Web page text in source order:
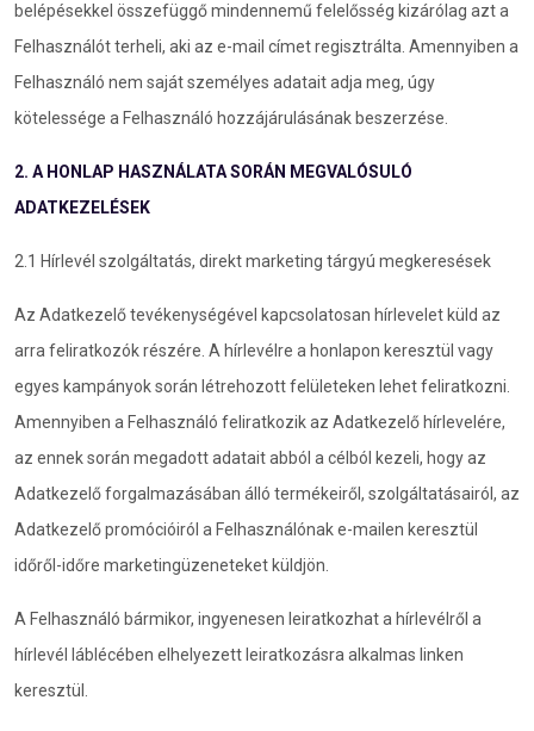
belépésekkel összefüggő mindennemű felelősség kizárólag azt a
Felhasználót terheli, aki az e-mail címet regisztrálta. Amennyiben a
Felhasználó nem saját személyes adatait adja meg, úgy
kötelessége a Felhasználó hozzájárulásának beszerzése.
2. A HONLAP HASZNÁLATA SORÁN MEGVALÓSULÓ
ADATKEZELÉSEK
2.1 Hírlevél szolgáltatás, direkt marketing tárgyú megkeresések
Az Adatkezelő tevékenységével kapcsolatosan hírlevelet küld az
arra feliratkozók részére. A hírlevélre a honlapon keresztül vagy
egyes kampányok során létrehozott felületeken lehet feliratkozni.
Amennyiben a Felhasználó feliratkozik az Adatkezelő hírlevelére,
az ennek során megadott adatait abból a célból kezeli, hogy az
Adatkezelő forgalmazásában álló termékeiről, szolgáltatásairól, az
Adatkezelő promócióiról a Felhasználónak e-mailen keresztül
időről-időre marketingüzeneteket küldjön.
A Felhasználó bármikor, ingyenesen leiratkozhat a hírlevélről a
hírlevél láblécében elhelyezett leiratkozásra alkalmas linken
keresztül.